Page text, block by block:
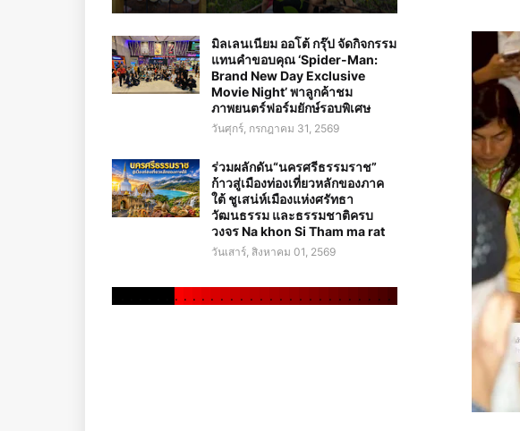
มิลเลนเนียม ออโต้ กรุ๊ป จัดกิจกรรม
แทนคำขอบคุณ ‘Spider-Man:
Brand New Day Exclusive
Movie Night’ พาลูกค้าชม
ภาพยนตร์ฟอร์มยักษ์รอบพิเศษ
วันศุกร์, กรกฎาคม 31, 2569
ร่วมผลักดัน“นครศรีธรรมราช”
ก้าวสู่เมืองท่องเที่ยวหลักของภาค
ใต้ ชูเสน่ห์เมืองแห่งศรัทธา
วัฒนธรรม และธรรมชาติครบ
วงจร Na khon Si Tham ma rat
วันเสาร์, สิงหาคม 01, 2569
. . . . . . . . . . . . . . . . . . . . . . .